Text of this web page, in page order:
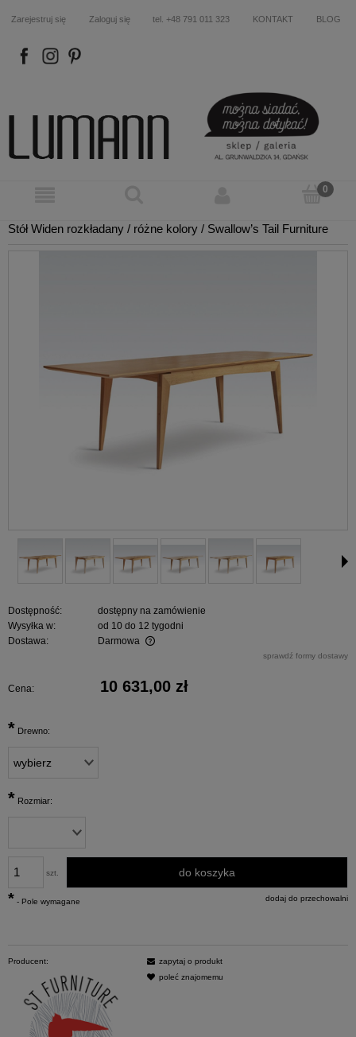
Zarejestruj się Zaloguj się tel. +48 791 011 323 KONTAKT BLOG
FB IN P
Stół Widen rozkładany / różne kolory / Swallow’s Tail Furniture
Dostępność:
dostępny na zamówienie
Wysyłka w:
od 10 do 12 tygodni
Dostawa:
Darmowa
sprawdź formy dostawy
Cena: 10 631,00 zł
* Drewno:
* Rozmiar:
szt. do koszyka
dodaj do przechowalni
* - Pole wymagane
Producent:
zapytaj o produkt
poleć znajomemu